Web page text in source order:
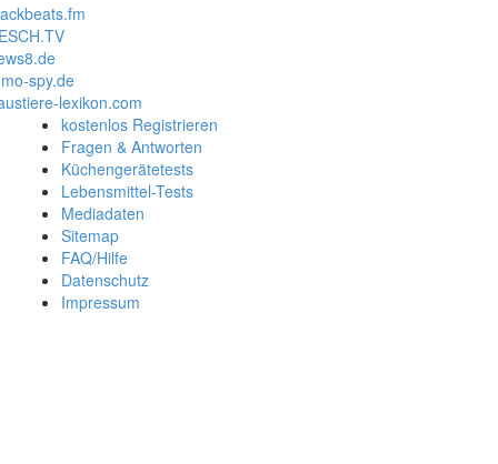
spy.de
lexikon.com
kostenlos Registrieren
Fragen & Antworten
Küchengerätetests
Lebensmittel-Tests
Mediadaten
Sitemap
FAQ/Hilfe
Datenschutz
Impressum